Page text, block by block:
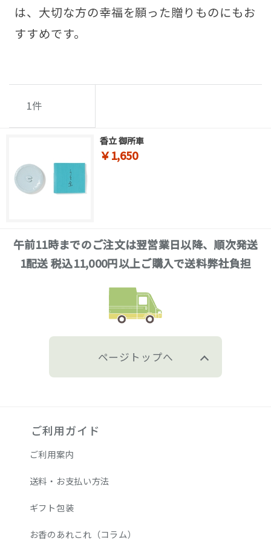
は、大切な方の幸福を願った贈りものにもお
すすめです。
1件
香立 御所車
￥1,650
午前11時までのご注文は翌営業日以降、順次発送
1配送 税込11,000円以上ご購入で送料弊社負担
ページトップへ
ご利用ガイド
ご利用案内
送料・お支払い方法
ギフト包装
お香のあれこれ（コラム）